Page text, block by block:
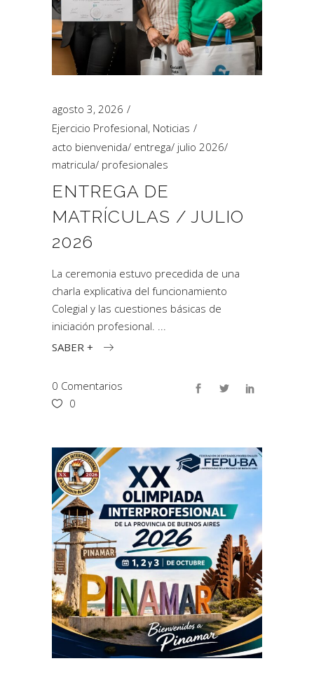
agosto 3, 2026
Ejercicio Profesional, Noticias
acto bienvenida/ entrega/ julio 2026/
matricula/ profesionales
ENTREGA DE
MATRÍCULAS / JULIO
2026
La ceremonia estuvo precedida de una
charla explicativa del funcionamiento
Colegial y las cuestiones básicas de
iniciación profesional.
SABER +
0 Comentarios
0